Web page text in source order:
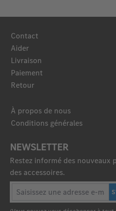
Contact
Aider
Livraison
Paiement
Retour
À propos de nous
Conditions générales
NEWSLETTER
Restez informé des
des accessoires.